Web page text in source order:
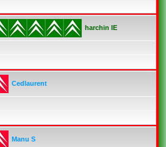
harchin IE
Cedlaurent
Manu S